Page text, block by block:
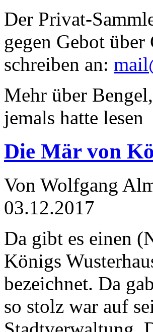
Der Privat-
gegen Gebot
schreiben an:
Mehr über
jemals hatte lesen
Die Mär von
Von Wolfgang
03.12.2017
Da gibt es einen
Königs
bezeichnet. Da
so stolz war auf